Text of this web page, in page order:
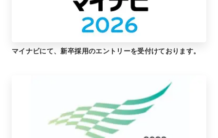
マイナビにて、新卒採用のエントリーを受付けております。